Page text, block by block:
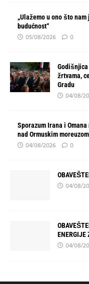
„Ulažemo u ono što
budućnost“
05/08/2026 0
Godišnjica
žrtvama,
Gradu
04/08/
Sporazum Irana i
nad Ormuskim
04/08/2026 0
04/08/
ENERGIJE
04/08/